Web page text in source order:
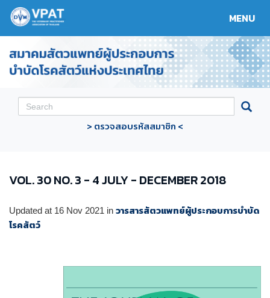
Toggle
MENU
> ตรวจสอบรหัสสมาชิก <
VOL. 30 NO. 3 - 4 JULY - DECEMBER 2018
Updated at 16 Nov 2021 in วารสารสัตวแพทย์ผู้ประกอบการบำบัด
โรคสัตว์